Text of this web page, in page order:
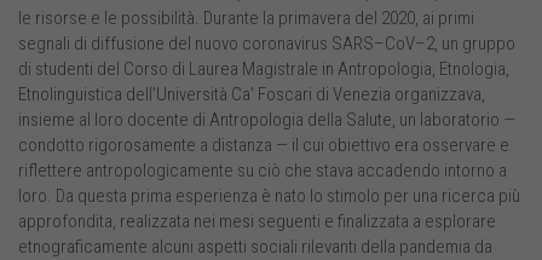
le risorse e le possibilità. Durante la primavera del 2020, ai primi
segnali di diffusione del nuovo coronavirus SARS–CoV–2, un gruppo
di studenti del Corso di Laurea Magistrale in Antropologia, Etnologia,
Etnolinguistica dell’Università Ca’ Foscari di Venezia organizzava,
insieme al loro docente di Antropologia della Salute, un laboratorio —
condotto rigorosamente a distanza — il cui obiettivo era osservare e
riflettere antropologicamente su ciò che stava accadendo intorno a
loro. Da questa prima esperienza è nato lo stimolo per una ricerca più
approfondita, realizzata nei mesi seguenti e finalizzata a esplorare
etnograficamente alcuni aspetti sociali rilevanti della pandemia da